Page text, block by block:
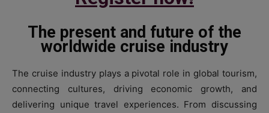
The present and future of the
worldwide cruise industry
The cruise industry plays a pivotal role in global tourism,
connecting cultures, driving economic growth, and
delivering unique travel experiences. From discussing